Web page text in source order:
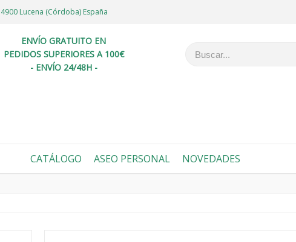
Lucena (Córdoba) España
ENVÍO GRATUITO EN
PEDIDOS SUPERIORES A 100€
- ENVÍO 24/48H -
CATÁLOGO ASEO PERSONAL NOVEDADES